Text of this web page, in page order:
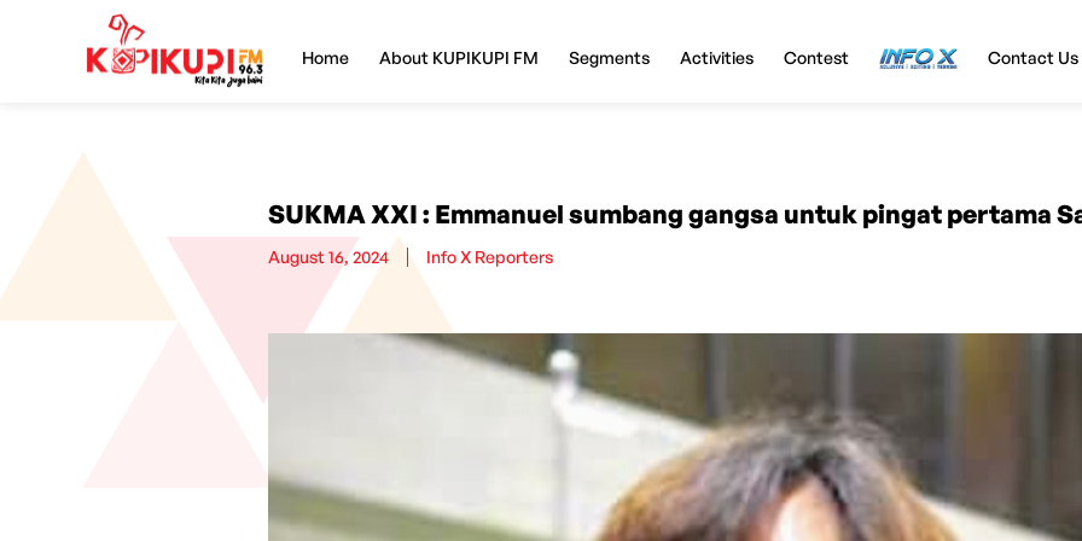
Home About KUPIKUPI FM Segments Activities Contest InfoX Contact Us
SUKMA XXI : Emmanuel sumbang gangsa untuk pingat pertama
August 16, 2024 Info X Reporters